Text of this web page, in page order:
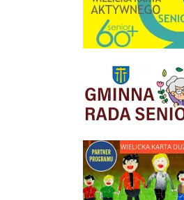
link do strony Gminnej Rady
link do strony - Wielicka Karta